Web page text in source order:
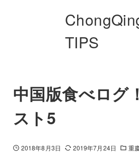
TIPS
中国版食べログ
スト5
2018年8月3日 2019年7月24日 重